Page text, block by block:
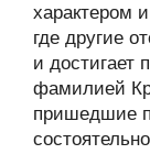
характером
где другие
и достигает
фамилией
пришедшие